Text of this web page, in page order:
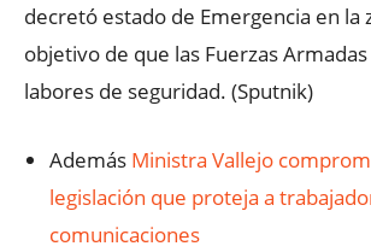
decretó estado de Emergencia en la
objetivo de que las Fuerzas
labores de seguridad. (Sputnik)
Además Ministra Vallejo
legislación que proteja a
comunicaciones